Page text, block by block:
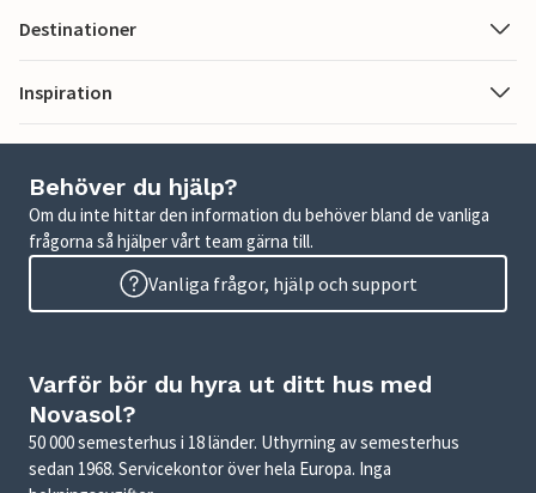
Destinationer
Inspiration
Behöver du hjälp?
Om du inte hittar den information du behöver bland de vanliga
frågorna så hjälper vårt team gärna till.
Vanliga frågor, hjälp och support
Varför bör du hyra ut ditt hus med
Novasol?
50 000 semesterhus i 18 länder. Uthyrning av semesterhus
sedan 1968. Servicekontor över hela Europa. Inga